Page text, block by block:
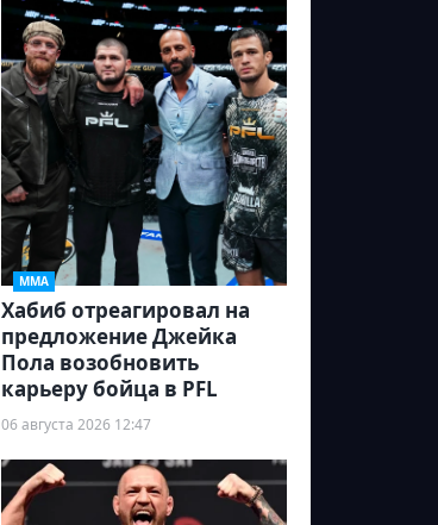
ММА
Хабиб отреагировал на
предложение Джейка
Пола возобновить
карьеру бойца в PFL
06 августа 2026 12:47